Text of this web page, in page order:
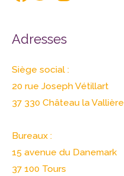
Adresses
Siège social :
20 rue Joseph Vétillart
37 330 Château la Vallière
Bureaux :
15 avenue du Danemark
37 100 Tours